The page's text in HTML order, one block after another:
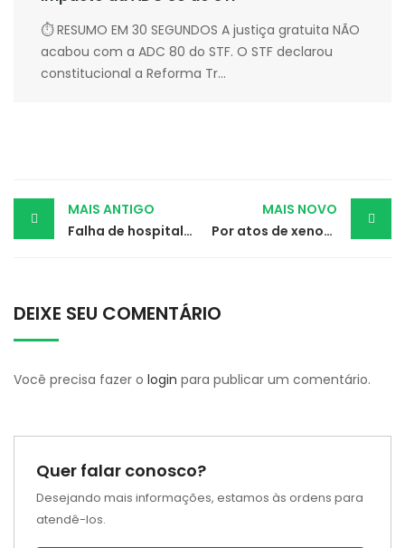
⏱ RESUMO EM 30 SEGUNDOS A justiça gratuita NÃO
acabou com a ADC 80 do STF. O STF declarou
constitucional a Reforma Tr...
Post
navigation
MAIS ANTIGO
Falha de hospital gera indenização à família de uma mulher por sua morte
MAIS NOVO
Por atos de xenofobia a carioca, mineiros o indenizarão em R$ 50 mil
DEIXE SEU COMENTÁRIO
Você precisa fazer o login para publicar um comentário.
Quer falar conosco?
Desejando mais informações, estamos às ordens para
atendê-los.